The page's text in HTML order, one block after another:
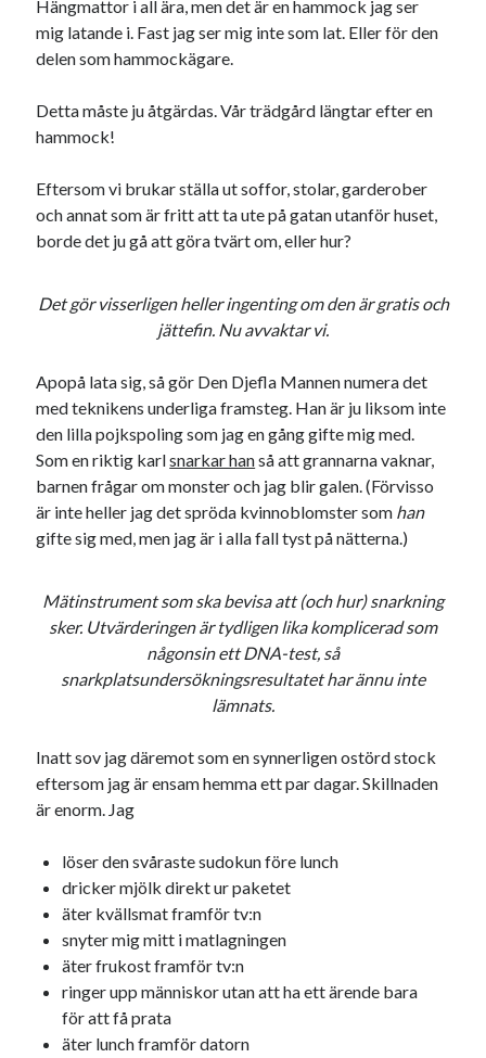
21 22 23 24 25 26 27
28 29 30 31
« jun aug »
Sök
Etiketter
#blogg100 allmänbildning barn
barnen basket bil corona
fest film fotboll
historia hotell jobb
Julkalenderfacit Julkalendern
Julkalendern 2024
kåseri lifvet mat minne
minnen mode museum musik
nostalgi
reklam resa sekrutt
sommar språk
Stockholm svenska
USA
Hängmattor i all ära, men det är en hammock jag ser
mig latande i. Fast jag ser mig inte som lat. Eller för den
delen som hammockägare.
Detta måste ju åtgärdas. Vår trädgård längtar efter en
hammock!
Eftersom vi brukar ställa ut soffor, stolar, garderober
och annat som är fritt att ta ute på gatan utanför huset,
borde det ju gå att göra tvärt om, eller hur?
Det gör visserligen heller ingenting om den är gratis och
jättefin. Nu avvaktar vi.
Apopå lata sig, så gör Den Djefla Mannen numera det
med teknikens underliga framsteg. Han är ju liksom inte
den lilla pojkspoling som jag en gång gifte mig med.
Som en riktig karlsnarkar hanså att grannarna vaknar,
barnen frågar om monster och jag blir galen. (Förvisso
är inte heller jag det spröda kvinnoblomster som han
gifte sig med, men jag är i alla fall tyst på nätterna.)
Mätinstrument som ska bevisa att (och hur) snarkning
sker. Utvärderingen är tydligen lika komplicerad som
någonsin ett DNA-test, så
snarkplatsundersökningsresultatet har ännu inte
lämnats.
Inatt sov jag däremot som en synnerligen ostörd stock
eftersom jag är ensam hemma ett par dagar. Skillnaden
är enorm. Jag
löser den svåraste sudokun före lunch
dricker mjölk direkt ur paketet
äter kvällsmat framför tv:n
snyter mig mitt i matlagningen
äter frukost framför tv:n
ringer upp människor utan att ha ett ärende bara
för att få prata
äter lunch framför datorn